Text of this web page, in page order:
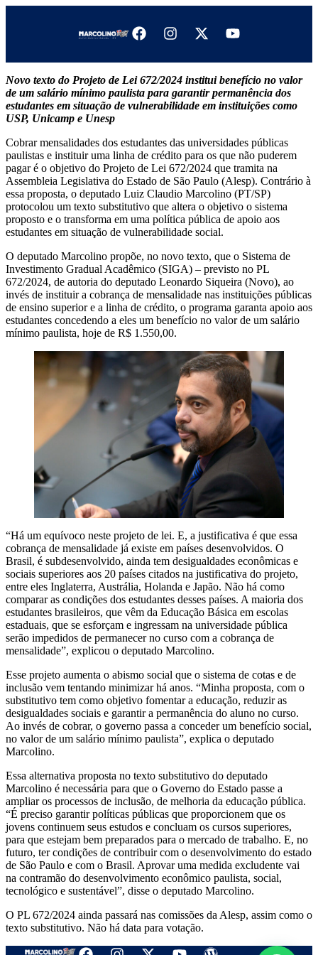
Novo texto do Projeto de Lei 672/2024 institui benefício no valor
de um salário mínimo paulista para garantir permanência dos
estudantes em situação de vulnerabilidade em instituições como
USP, Unicamp e Unesp
Cobrar mensalidades dos estudantes das universidades públicas
paulistas e instituir uma linha de crédito para os que não puderem
pagar é o objetivo do Projeto de Lei 672/2024 que tramita na
Assembleia Legislativa do Estado de São Paulo (Alesp). Contrário à
essa proposta, o deputado Luiz Claudio Marcolino (PT/SP)
protocolou um texto substitutivo que altera o objetivo o sistema
proposto e o transforma em uma política pública de apoio aos
estudantes em situação de vulnerabilidade social.
O deputado Marcolino propõe, no novo texto, que o Sistema de
Investimento Gradual Acadêmico (SIGA) – previsto no PL
672/2024, de autoria do deputado Leonardo Siqueira (Novo), ao
invés de instituir a cobrança de mensalidade nas instituições públicas
de ensino superior e a linha de crédito, o programa garanta apoio aos
estudantes concedendo a eles um benefício no valor de um salário
mínimo paulista, hoje de R$ 1.550,00.
“Há um equívoco neste projeto de lei. E, a justificativa é que essa
cobrança de mensalidade já existe em países desenvolvidos. O
Brasil, é subdesenvolvido, ainda tem desigualdades econômicas e
sociais superiores aos 20 países citados na justificativa do projeto,
entre eles Inglaterra, Austrália, Holanda e Japão. Não há como
comparar as condições dos estudantes desses países. A maioria dos
estudantes brasileiros, que vêm da Educação Básica em escolas
estaduais, que se esforçam e ingressam na universidade pública
serão impedidos de permanecer no curso com a cobrança de
mensalidade”, explicou o deputado Marcolino.
Esse projeto aumenta o abismo social que o sistema de cotas e de
inclusão vem tentando minimizar há anos. “Minha proposta, com o
substitutivo tem como objetivo fomentar a educação, reduzir as
desigualdades sociais e garantir a permanência do aluno no curso.
Ao invés de cobrar, o governo passa a conceder um benefício social,
no valor de um salário mínimo paulista”, explica o deputado
Marcolino.
Essa alternativa proposta no texto substitutivo do deputado
Marcolino é necessária para que o Governo do Estado passe a
ampliar os processos de inclusão, de melhoria da educação pública.
“É preciso garantir políticas públicas que proporcionem que os
jovens continuem seus estudos e concluam os cursos superiores,
para que estejam bem preparados para o mercado de trabalho. E, no
futuro, ter condições de contribuir com o desenvolvimento do estado
de São Paulo e com o Brasil. Aprovar uma medida excludente vai
na contramão do desenvolvimento econômico paulista, social,
tecnológico e sustentável”, disse o deputado Marcolino.
O PL 672/2024 ainda passará nas comissões da Alesp, assim como o
texto substitutivo. Não há data para votação.